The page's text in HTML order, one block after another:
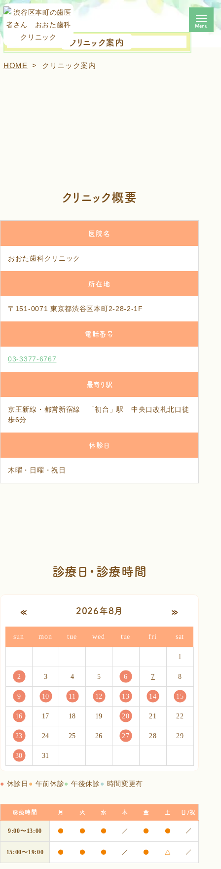
Menu
クリニック案内
HOME クリニック案内
クリニック概要
医院名
おおた歯科クリニック
所在地
〒151-0071 東京都渋谷区本町2-28-2-1F
電話番号
03-3377-6767
最寄り駅
京王新線・都営新宿線 「初台」駅 中央口改札北口徒
歩6分
休診日
木曜・日曜・祝日
診療日・診療時間
« 2026年8月 »
sun mon tue wed tue fri sat
1
2 3 4 5 6 7 8
9 10 11 12 13 14 15
16 17 18 19 20 21 22
23 24 25 26 27 28 29
30 31
● 休診日 ● 午前休診● 午後休診● 時間変更有
診療時間 月 火 水 木 金 土 日/祝
9:00〜13:00 ● ● ● ／ ● ● ／
15:00〜19:00 ● ● ● ／ ● △ ／
Menu